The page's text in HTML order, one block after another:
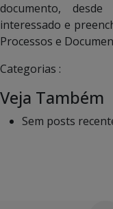
documento,
interessado e
Processos e
Categorias :
Veja Também
Sem posts